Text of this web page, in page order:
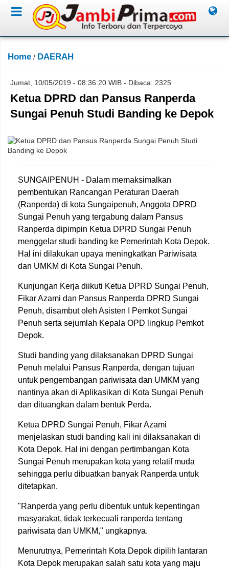
Home / DAERAH
Jumat, 10/05/2019 - 08:36:20 WIB - Dibaca: 2325
Ketua DPRD dan Pansus Ranperda
Sungai Penuh Studi Banding ke Depok
SUNGAIPENUH - Dalam memaksimalkan
pembentukan Rancangan Peraturan Daerah
(Ranperda) di kota Sungaipenuh, Anggota DPRD
Sungai Penuh yang tergabung dalam Pansus
Ranperda dipimpin Ketua DPRD Sungai Penuh
menggelar studi banding ke Pemerintah Kota Depok.
Hal ini dilakukan upaya meningkatkan Pariwisata
dan UMKM di Kota Sungai Penuh.
Kunjungan Kerja diikuti Ketua DPRD Sungai Penuh,
Fikar Azami dan Pansus Ranperda DPRD Sungai
Penuh, disambut oleh Asisten I Pemkot Sungai
Penuh serta sejumlah Kepala OPD lingkup Pemkot
Depok.
Studi banding yang dilaksanakan DPRD Sungai
Penuh melalui Pansus Ranperda, dengan tujuan
untuk pengembangan pariwisata dan UMKM yang
nantinya akan di Aplikasikan di Kota Sungai Penuh
dan dituangkan dalam bentuk Perda.
Ketua DPRD Sungai Penuh, Fikar Azami
menjelaskan studi banding kali ini dilaksanakan di
Kota Depok. Hal ini dengan pertimbangan Kota
Sungai Penuh merupakan kota yang relatif muda
sehingga perlu dibuatkan banyak Ranperda untuk
ditetapkan.
"Ranperda yang perlu dibentuk untuk kepentingan
masyarakat, tidak terkecuali ranperda tentang
pariwisata dan UMKM," ungkapnya.
Menurutnya, Pemerintah Kota Depok dipilih lantaran
Kota Depok merupakan salah satu kota yang maju